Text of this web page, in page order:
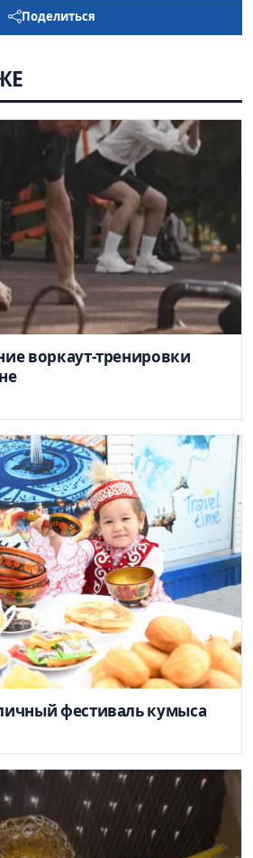
Поделиться
воркаут-тренировки
фестиваль кумыса